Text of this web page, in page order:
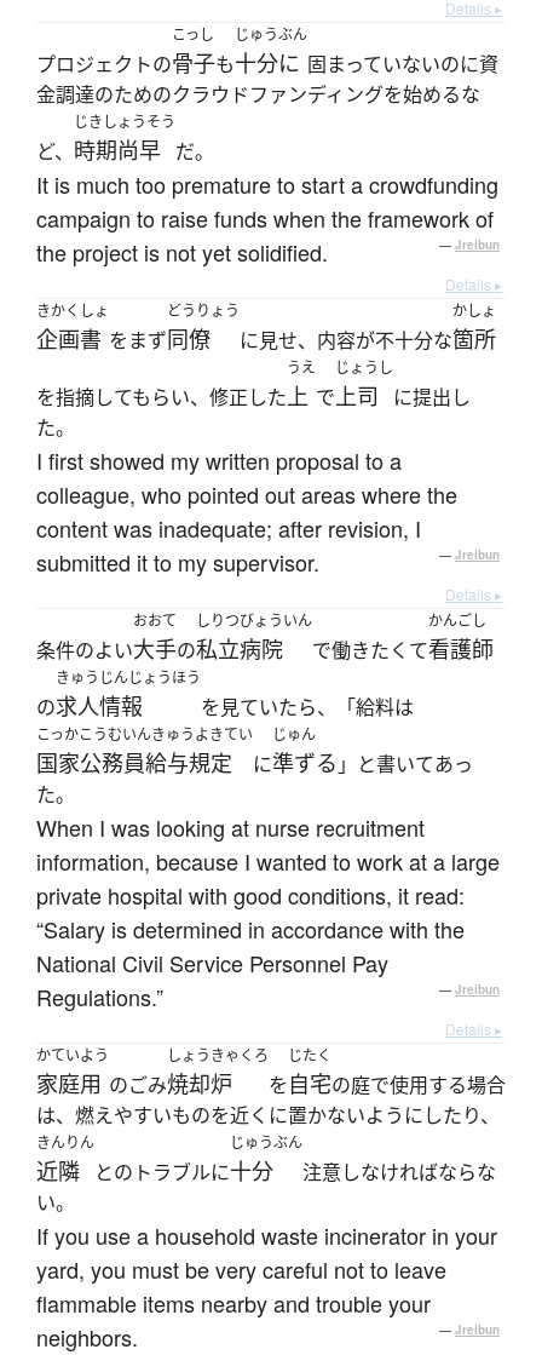
Details ▸
プロジェクトの
こっし
骨子も
じゅうぶん
十分に 固まっていないのに資
金調達のためのクラウドファンディングを始めるな
ど、
じきしょうそう
時期尚早 だ。
It is much too premature to start a crowdfunding
campaign to raise funds when the framework of
the project is not yet solidified.
— Jreibun
Details ▸
きかくしょ
企画書 をまず
どうりょう
同僚 に見せ、内容が不十分な
かしょ
箇所
を指摘してもらい、修正した
うえ
上 で
じょうし
上司
に提出し
た。
I first showed my written proposal to a
colleague, who pointed out areas where the
content was inadequate; after revision, I
submitted it to my supervisor.
— Jreibun
Details ▸
条件のよい
おおて
大手の
しりつびょういん
私立病院 で働きたくて
かんごし
看護師
の
きゅうじんじょうほう
求人情報 を見ていたら、「給料は
こっかこうむいんきゅうよきてい
国家公務員給与規定 に
じゅん
準ずる 」と書いてあっ
た。
When I was looking at nurse recruitment
information, because I wanted to work at a large
private hospital with good conditions, it read:
“Salary is determined in accordance with the
National Civil Service Personnel Pay
Regulations.”
— Jreibun
Details ▸
かていよう
家庭用 のごみ
しょうきゃくろ
焼却炉 を
じたく
自宅の庭で使用する場合
は、燃えやすいものを近くに置かないようにしたり、
きんりん
近隣 とのトラブルに
じゅうぶん
十分
注意しなければならな
い。
If you use a household waste incinerator in your
yard, you must be very careful not to leave
flammable items nearby and trouble your
neighbors.
— Jreibun